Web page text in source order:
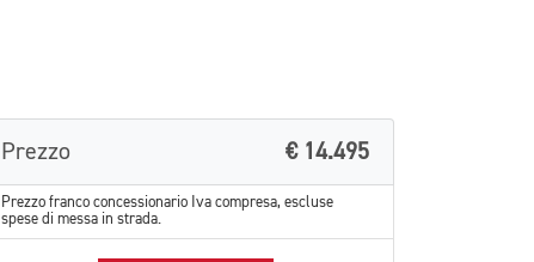
Prezzo € 14.495
Prezzo franco concessionario Iva compresa, escluse
spese di messa in strada.